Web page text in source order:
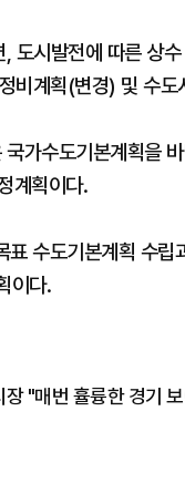
도시발전에 따른 상
비계획(변경) 및 수
국가수도기본계획을
계획이다.
수도기본계획 수립
이다.
장 "매번 휼륭한 경기